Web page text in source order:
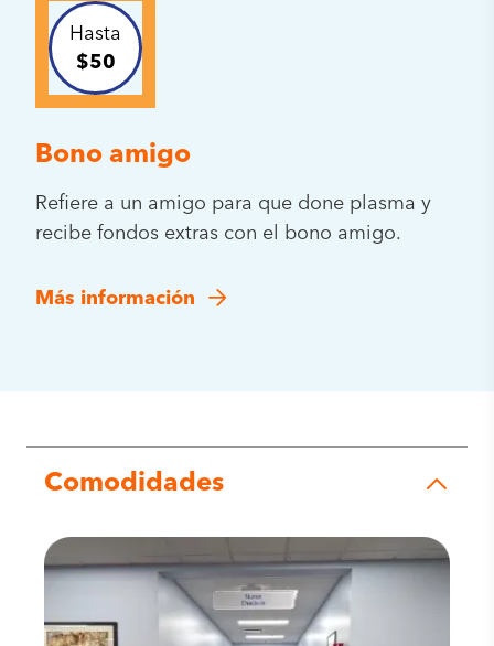
Hasta
$50
Bono amigo
Refiere a un amigo para que done plasma y
recibe fondos extras con el bono amigo.
Más información
Comodidades